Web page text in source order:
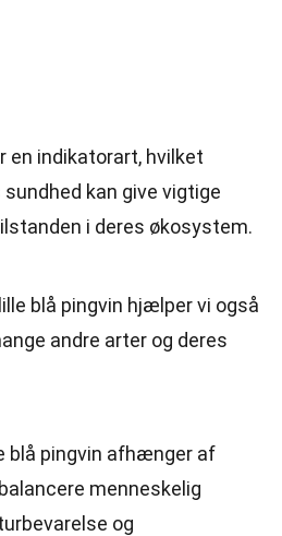
en indikatorart, hvilket
kan give vigtige
i deres økosystem.
blå pingvin hjælper vi også
andre arter og deres
blå pingvin afhænger af
menneskelig
og